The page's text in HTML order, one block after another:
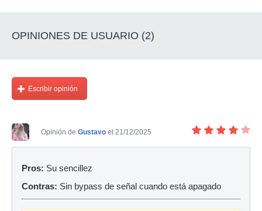
OPINIONES DE USUARIO (2)
Escribir opinión
Opinión de Gustavo el 21/12/2025
Pros: Su sencillez
Contras: Sin bypass de señal cuando está apagado